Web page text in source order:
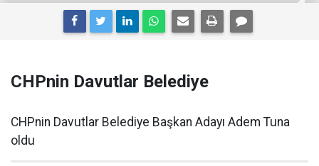
CHPnin Davutlar Belediye
CHPnin Davutlar Belediye Başkan Adayı Adem Tuna
oldu